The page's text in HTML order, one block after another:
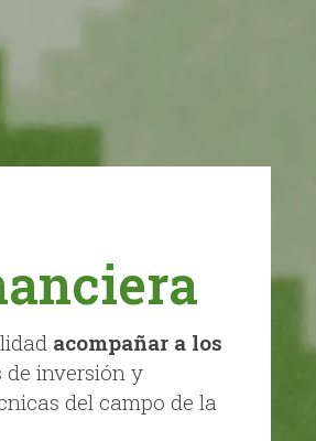
acompañar a los
de inversión y
del campo de la